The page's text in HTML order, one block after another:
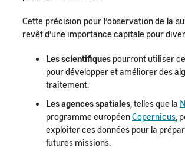
Cette précision pour l’observation de la
revêt d’une importance capitale pour
Les scientifiquespourront utiliser
pour développer et améliorer des
traitement.
Les agences spatiales , telles que la
programme européenCopernicus ,
exploiter ces données pour la
futures missions.